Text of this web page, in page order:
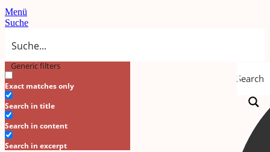
Menü
Suche
Search
Generic filters
Exact matches only
Search in title
Search in content
Search in excerpt